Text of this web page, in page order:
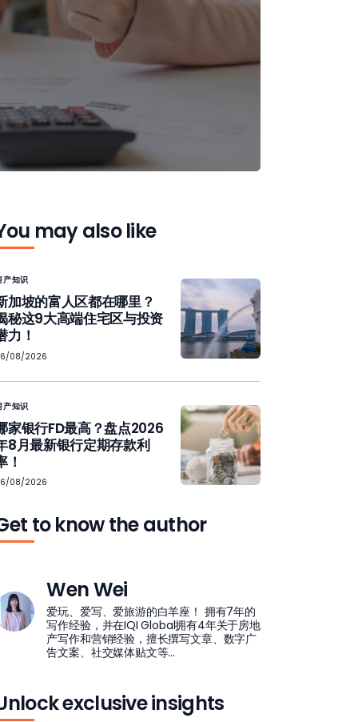
may also like
产知识
加坡的富人区都在哪里？
秘这9大高端住宅区与投资
力！
08/2026
产知识
家银行FD最高？盘点2026
8月最新银行定期存款利
！
08/2026
to know the author
Wen Wei
爱玩、爱写、爱旅游的白羊座！ 拥有7年的
写作经验，并在IQI Global拥有4年关于房地
产写作和营销经验，擅长撰写文章、数字广
告文案、社交媒体贴文等...
exclusive insights